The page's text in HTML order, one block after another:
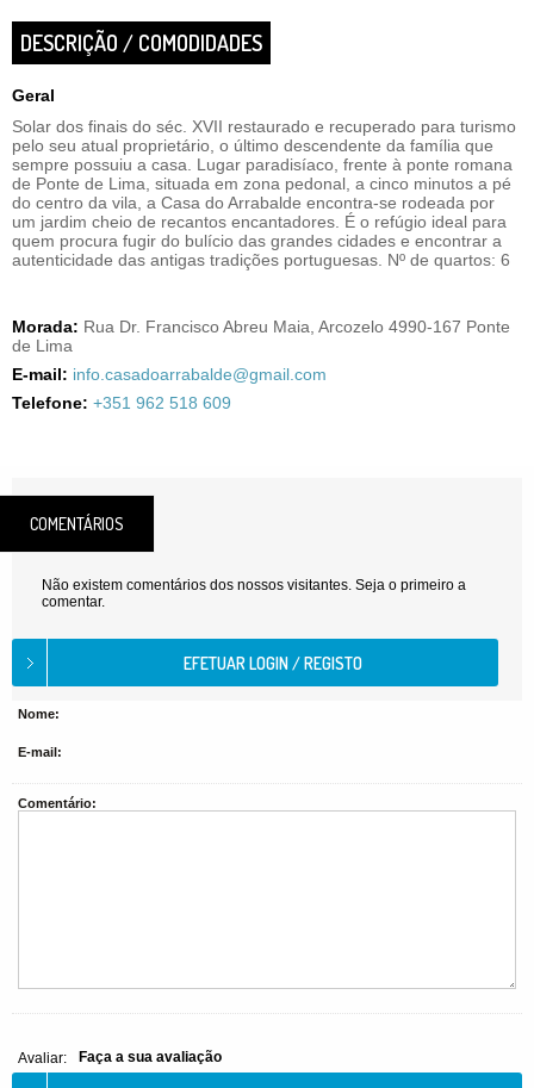
DESCRIÇÃO / COMODIDADES
Geral
Solar dos finais do séc. XVII restaurado e recuperado para turismo
pelo seu atual proprietário, o último descendente da família que
sempre possuiu a casa. Lugar paradisíaco, frente à ponte romana
de Ponte de Lima, situada em zona pedonal, a cinco minutos a pé
do centro da vila, a Casa do Arrabalde encontra-se rodeada por
um jardim cheio de recantos encantadores. É o refúgio ideal para
quem procura fugir do bulício das grandes cidades e encontrar a
autenticidade das antigas tradições portuguesas. Nº de quartos: 6
Morada: Rua Dr. Francisco Abreu Maia, Arcozelo 4990-167 Ponte
de Lima
E-mail: info.casadoarrabalde@gmail.com
Telefone: +351 962 518 609
COMENTÁRIOS
Não existem comentários dos nossos visitantes. Seja o primeiro a
comentar.
Nome:
E-mail:
Comentário:
Avaliar: Faça a sua avaliação